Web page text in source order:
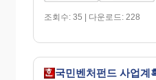
조회수: 35 | 다운로드: 228
국민벤처펀드 사업계